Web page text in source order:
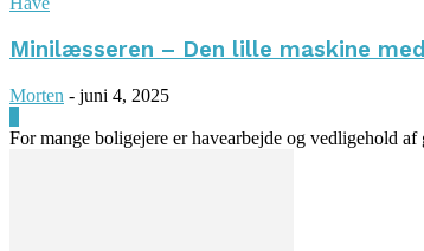
Minilæsseren – Den lille maskine
Morten - juni 4, 2025
For mange boligejere er havearbejde og vedligehold